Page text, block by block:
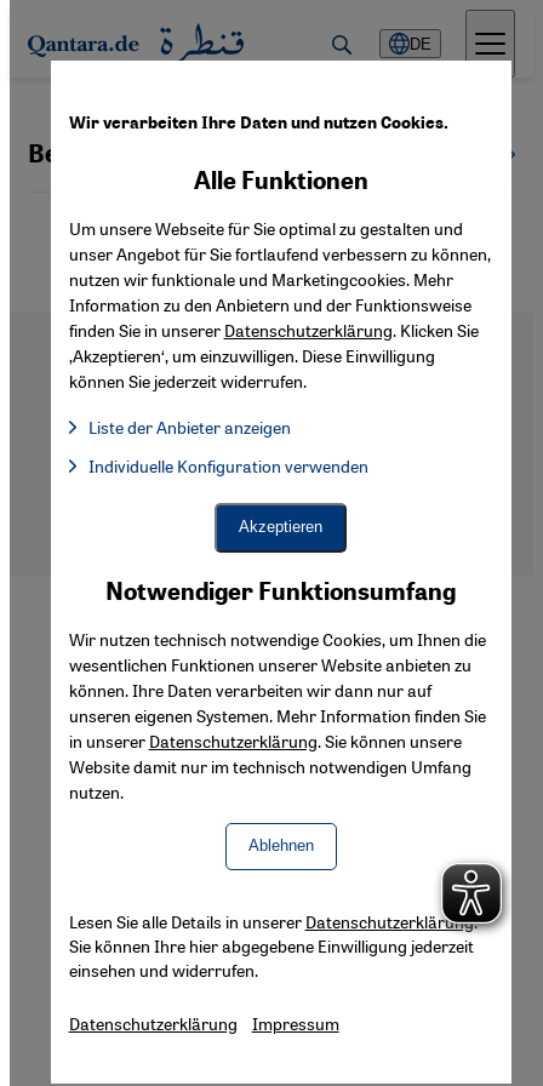
Direkt zum Inhalt springen
DE
Berufsausbildung
FooterÜber Uns
Impressum
Barrierefreiheitserklärung
Wir verarbeiten Ihre Daten und nutzen Cookies.
Notwendiger Funktionsumfang
Wir nutzen technisch notwendige Cookies, um Ihnen die
wesentlichen Funktionen unserer Website anbieten zu
können. Ihre Daten verarbeiten wir dann nur auf
unseren eigenen Systemen. Mehr Information finden Sie
in unserer Datenschutzerklärung. Sie können unsere
Website damit nur im technisch notwendigen Umfang
nutzen.
Ablehnen
Alle Funktionen
Um unsere Webseite für Sie optimal zu gestalten und
unser Angebot für Sie fortlaufend verbessern zu können,
nutzen wir funktionale und Marketingcookies. Mehr
Information zu den Anbietern und der Funktionsweise
finden Sie in unserer Datenschutzerklärung. Klicken Sie
‚Akzeptieren‘, um einzuwilligen. Diese Einwilligung
können Sie jederzeit widerrufen.
Liste der Anbieter anzeigen
Facebook Embed / Facebook Connect, Google Maps Embed,
Facebook Embed / Facebook Connect
Google Maps Embed
Individuelle Konfiguration verwenden
Akzeptieren
Lesen Sie alle Details in unserer Datenschutzerklärung.
Sie können Ihre hier abgegebene Einwilligung jederzeit
einsehen und widerrufen.
Datenschutzerklärung Impressum